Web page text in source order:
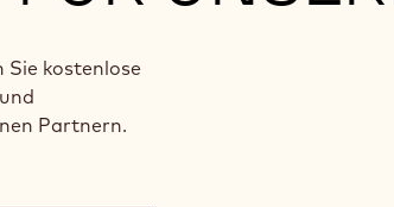
kostenlose
Partnern.